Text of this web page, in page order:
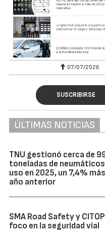
07/07/2026
SUSCRIBIRSE
ÚLTIMAS NOTICIAS
TNU gestionó cerca de
toneladas de
uso en 2025, un 7,4%
año anterior
SMA Road Safety y
foco en la seguridad vial